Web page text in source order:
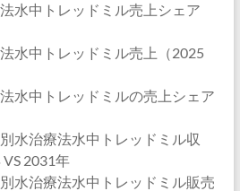
水中トレッドミル売上シェア
水中トレッドミル売上（2025
水中トレッドミルの売上シェア
水治療法水中トレッドミル収
2031年
水治療法水中トレッドミル販売